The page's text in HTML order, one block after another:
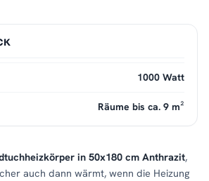
in 50x180 cm Anthrazit,
auch dann wärmt, wenn die Heizung
1000 Watt
Räume bis ca. 9 m²